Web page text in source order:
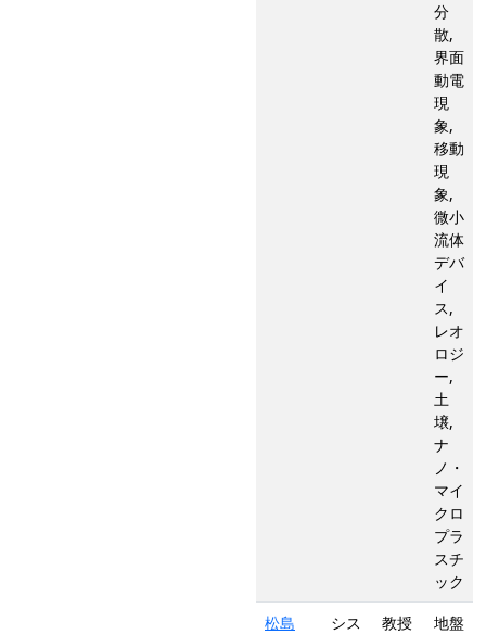
分
散,
界面
動電
現
象,
移動
現
象,
微小
流体
デバ
イ
ス,
レオ
ロジ
ー,
土
壌,
ナ
ノ・
マイ
クロ
プラ
スチ
ック
松島
シス
教授
地盤